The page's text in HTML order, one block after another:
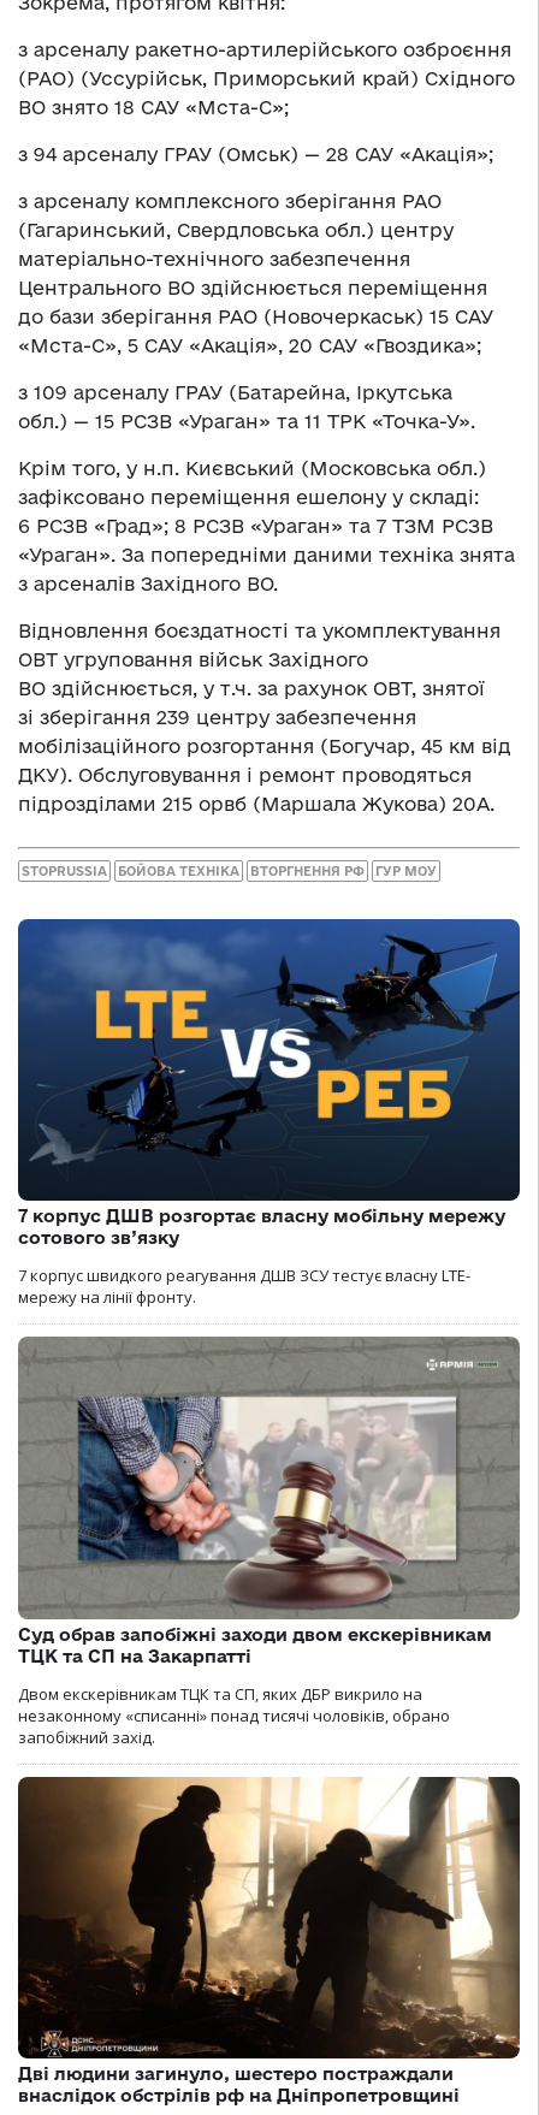
з арсеналу ракетно-артилерійського озброєння
(РАО) (Уссурійськ, Приморський край) Східного
ВО знято 18 САУ «Мста-С»;
з 94 арсеналу ГРАУ (Омськ) — 28 САУ «Акація»;
з арсеналу комплексного зберігання РАО
(Гагаринський, Свердловська обл.) центру
матеріально-технічного забезпечення
Центрального ВО здійснюється переміщення
до бази зберігання РАО (Новочеркаськ) 15 САУ
«Мста-С», 5 САУ «Акація», 20 САУ «Гвоздика»;
з 109 арсеналу ГРАУ (Батарейна, Іркутська
обл.) — 15 РСЗВ «Ураган» та 11 ТРК «Точка-У».
Крім того, у н.п. Києвський (Московська обл.)
зафіксовано переміщення ешелону у складі:
6 РСЗВ «Град»; 8 РСЗВ «Ураган» та 7 ТЗМ РСЗВ
«Ураган». За попередніми даними техніка знята
з арсеналів Західного ВО.
Відновлення боєздатності та укомплектування
ОВТ угруповання військ Західного
ВО здійснюється, у т.ч. за рахунок ОВТ, знятої
зі зберігання 239 центру забезпечення
мобілізаційного розгортання (Богучар, 45 км від
ДКУ). Обслуговування і ремонт проводяться
підрозділами 215 орвб (Маршала Жукова) 20А.
STOPRUSSIA БОЙОВА ТЕХНІКА ВТОРГНЕННЯ РФ ГУР МОУ
7 корпус ДШВ розгортає власну мобільну мережу
сотового зв’язку
7 корпус швидкого реагування ДШВ ЗСУ тестує власну LTE-
мережу на лінії фронту.
Суд обрав запобіжні заходи двом екскерівникам
ТЦК та СП на Закарпатті
Двом екскерівникам ТЦК та СП, яких ДБР викрило на
незаконному «списанні» понад тисячі чоловіків, обрано
запобіжний захід.
Дві людини загинуло, шестеро постраждали
внаслідок обстрілів рф на Дніпропетровщині